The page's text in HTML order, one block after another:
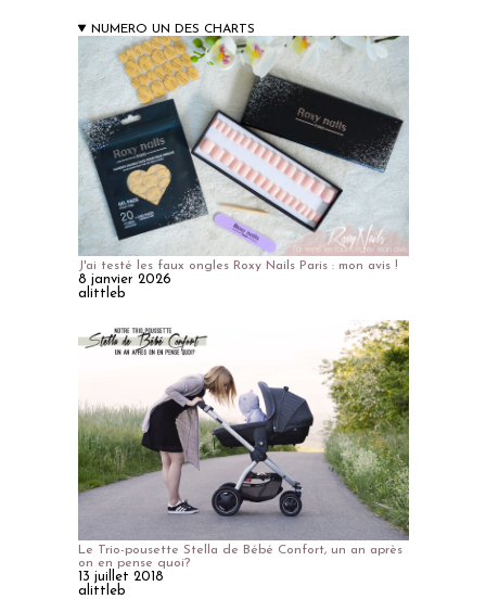
NUMERO UN DES CHARTS
J'ai testé les faux ongles Roxy Nails Paris : mon avis !
8 janvier 2026
alittleb
Le Trio-pousette Stella de Bébé Confort, un an après
on en pense quoi?
13 juillet 2018
alittleb